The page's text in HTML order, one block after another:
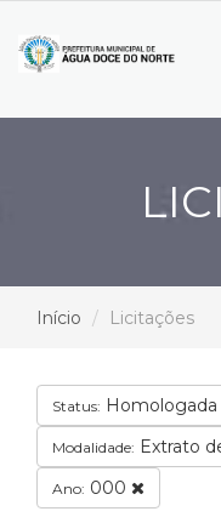
Início Licitações
Status: Homologada
Modalidade: Extrato
Ano: 000